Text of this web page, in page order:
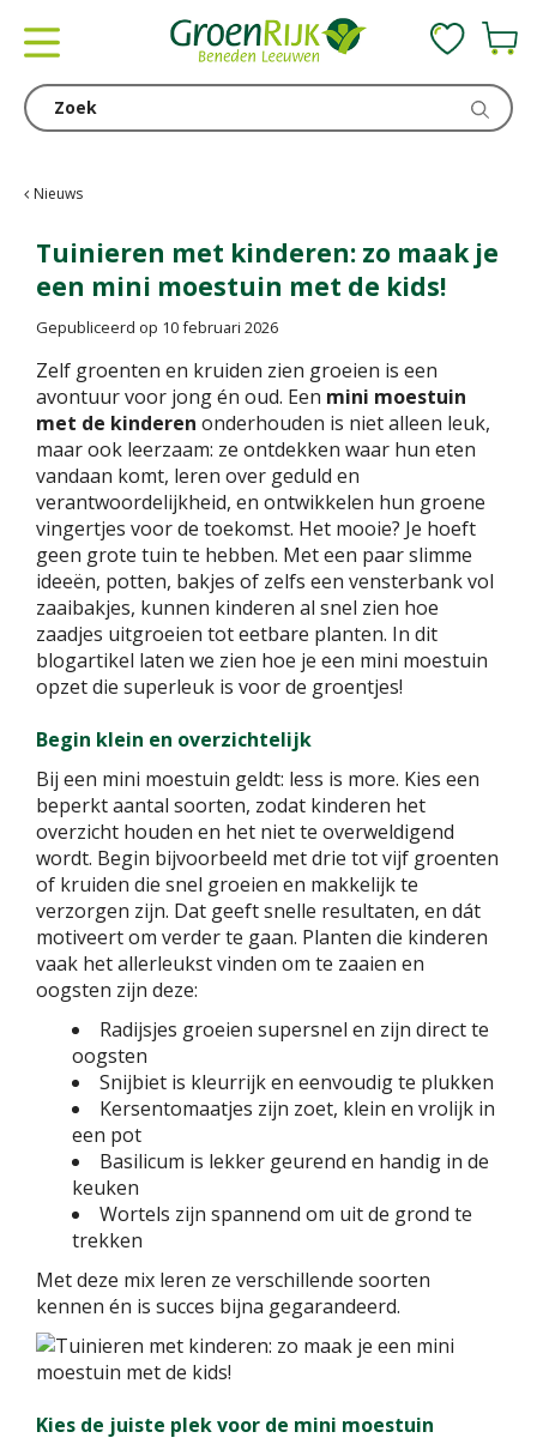
Nieuws
Tuinieren met kinderen: zo maak je
een mini moestuin met de kids!
Gepubliceerd op 10 februari 2026
Zelf groenten en kruiden zien groeien is een
avontuur voor jong én oud. Een mini moestuin
met de kinderen onderhouden is niet alleen leuk,
maar ook leerzaam: ze ontdekken waar hun eten
vandaan komt, leren over geduld en
verantwoordelijkheid, en ontwikkelen hun groene
vingertjes voor de toekomst. Het mooie? Je hoeft
geen grote tuin te hebben. Met een paar slimme
ideeën, potten, bakjes of zelfs een vensterbank vol
zaaibakjes, kunnen kinderen al snel zien hoe
zaadjes uitgroeien tot eetbare planten. In dit
blogartikel laten we zien hoe je een mini moestuin
opzet die superleuk is voor de groentjes!
Begin klein en overzichtelijk
Bij een mini moestuin geldt: less is more. Kies een
beperkt aantal soorten, zodat kinderen het
overzicht houden en het niet te overweldigend
wordt. Begin bijvoorbeeld met drie tot vijf groenten
of kruiden die snel groeien en makkelijk te
verzorgen zijn. Dat geeft snelle resultaten, en dát
motiveert om verder te gaan. Planten die kinderen
vaak het allerleukst vinden om te zaaien en
oogsten zijn deze:
Radijsjes groeien supersnel en zijn direct te
oogsten
Snijbiet is kleurrijk en eenvoudig te plukken
Kersentomaatjes zijn zoet, klein en vrolijk in
een pot
Basilicum is lekker geurend en handig in de
keuken
Wortels zijn spannend om uit de grond te
trekken
Met deze mix leren ze verschillende soorten
kennen én is succes bijna gegarandeerd.
Kies de juiste plek voor de mini moestuin